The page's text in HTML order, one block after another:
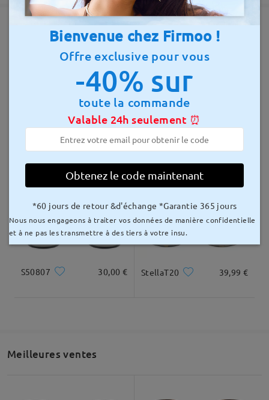
Envoyé à
délai de livraison
8-15 jours ouvrables
détails
Montures similaires
S50807 30,00 € StellaT20 39,99 €
Meilleures ventes
Bienvenue chez Firmoo !
Offre exclusive pour vous
-40% sur
toute la commande
Valable 24h seulement ⏰
Obtenez le code maintenant
*60 jours de retour &d'échange *Garantie 365 jours
Nous nous engageons à traiter vos données de manière confidentielle
et à ne pas les transmettre à des tiers à votre insu.